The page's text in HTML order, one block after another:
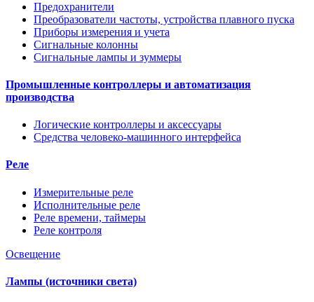
Предохранители
Преобразователи частоты, устройства плавного пуска
Приборы измерения и учета
Сигнальные колонны
Сигнальные лампы и зуммеры
Промышленные контроллеры и автоматизация
производства
Логические контроллеры и аксессуары
Средства человеко-машинного интерфейса
Реле
Измерительные реле
Исполнительные реле
Реле времени, таймеры
Реле контроля
Освещение
Лампы (источники света)